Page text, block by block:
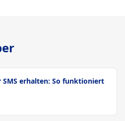
erhalten: So funktioniert